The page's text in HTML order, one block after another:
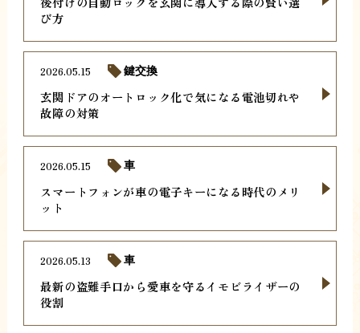
び方
玄関ドアのオートロック化で気になる電池切れや
故障の対策
2026.05.15 鍵交換
スマートフォンが車の電子キーになる時代のメリ
ット
2026.05.15 車
最新の盗難手口から愛車を守るイモビライザーの
役割
2026.05.13 車